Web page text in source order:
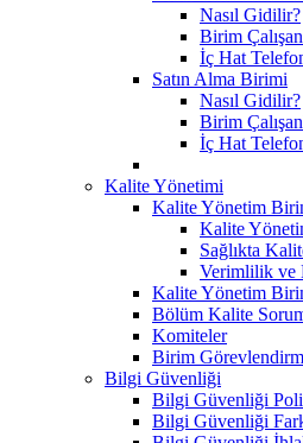
Nasıl Gidilir?
Birim
İç Hat
Satın Alma Birimi
Nasıl Gidilir?
Birim
İç Hat
Kalite Yönetimi
Kalite Yönetim
Kalite
Sağlıkta
Verimlilik ve
Kalite Yönetim
Bölüm Kalite
Komiteler
Birim
Bilgi Güvenliği
Bilgi Güvenliği
Bilgi Güvenliği